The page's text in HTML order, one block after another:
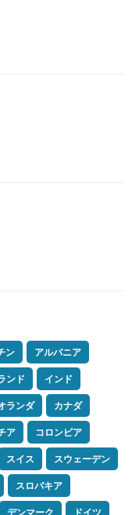
ン
アルバニア
ンド
インド
ランダ
カナダ
ア
コロンビア
スイス
スウェーデン
スロバキア
デンマーク ドイツ